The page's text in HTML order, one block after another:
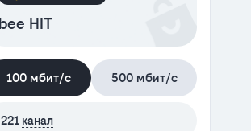
bee HIT
100 мбит/с 500 мбит/с
221 канал